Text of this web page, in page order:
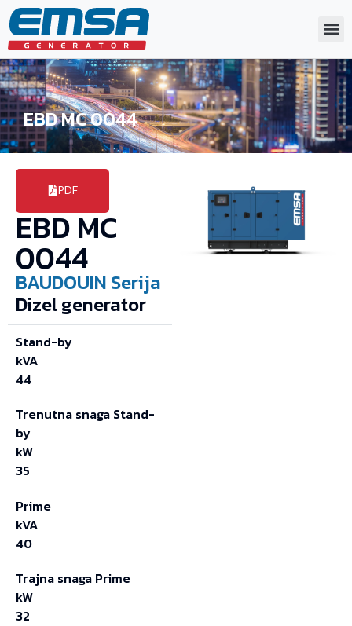
EBD MC 0044
PDF
EBD MC
0044
BAUDOUIN Serija
Dizel generator
Stand-by
kVA
44
Trenutna snaga Stand-
by
kW
35
Prime
kVA
40
Trajna snaga Prime
kW
32